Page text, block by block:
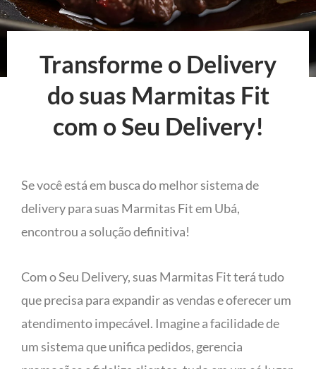
Transforme o Delivery
do suas Marmitas Fit
com o Seu Delivery!
Se você está em busca do melhor sistema de
delivery para suas Marmitas Fit em Ubá,
encontrou a solução definitiva!
Com o Seu Delivery, suas Marmitas Fit terá tudo
que precisa para expandir as vendas e oferecer um
atendimento impecável. Imagine a facilidade de
um sistema que unifica pedidos, gerencia